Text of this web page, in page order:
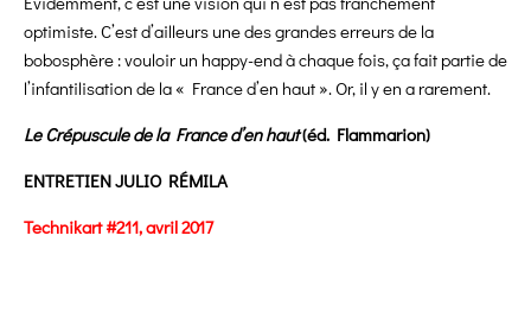
optimiste. C’est d’ailleurs une des grandes erreurs de la
bobosphère : vouloir un happy-end à chaque fois, ça fait partie de
l’infantilisation de la « France d’en haut ». Or, il y en a rarement.
Le Crépuscule de la France d’en haut(éd. Flammarion)
ENTRETIEN JULIO RÉMILA
Technikart #211, avril 2017